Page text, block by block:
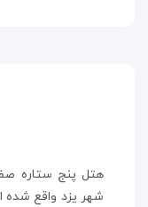
هتل پنج ستاره
شهر يزد واقع